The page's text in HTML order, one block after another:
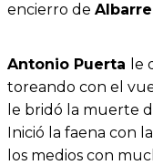
encierro de
Antonio Puerta le
toreando con el
le bridó la muerte
Inició la faena con
los medios con